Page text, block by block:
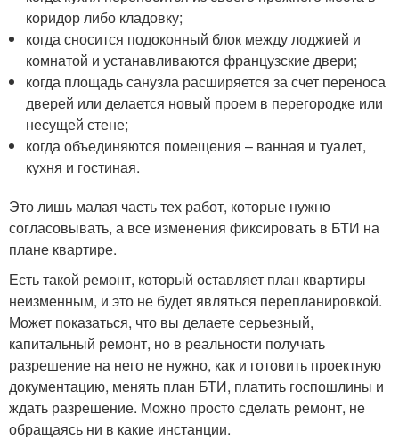
коридор либо кладовку;
когда сносится подоконный блок между лоджией и
комнатой и устанавливаются французские двери;
когда площадь санузла расширяется за счет переноса
дверей или делается новый проем в перегородке или
несущей стене;
когда объединяются помещения – ванная и туалет,
кухня и гостиная.
Это лишь малая часть тех работ, которые нужно
согласовывать, а все изменения фиксировать в БТИ на
плане квартире.
Есть такой ремонт, который оставляет план квартиры
неизменным, и это не будет являться перепланировкой.
Может показаться, что вы делаете серьезный,
капитальный ремонт, но в реальности получать
разрешение на него не нужно, как и готовить проектную
документацию, менять план БТИ, платить госпошлины и
ждать разрешение. Можно просто сделать ремонт, не
обращаясь ни в какие инстанции.